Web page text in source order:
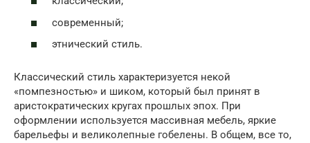
современный;
этнический стиль.
Классический стиль характеризуется некой
«помпезностью» и шиком, который был принят в
аристократических кругах прошлых эпох. При
оформлении используется массивная мебель, яркие
барельефы и великолепные гобелены. В общем, все то,